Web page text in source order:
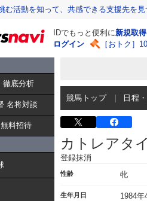
む活動を知って、共感できる支援先を見
IDでもっと便利に新規取得
ログイン
［おトク］
徹底分析
名将対談
料招待
競馬トップ 日程
カトレアタ
登録抹消
性齢 牝
生年月日 1984年